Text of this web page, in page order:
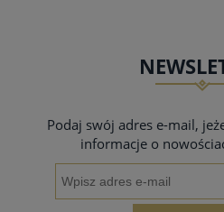
Podaj swój adres e-mail,
informacje o